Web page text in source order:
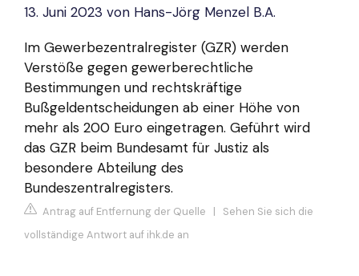
13. Juni 2023 von Hans-Jörg Menzel B.A.
Im Gewerbezentralregister (GZR) werden
Verstöße gegen gewerberechtliche
Bestimmungen und rechtskräftige
Bußgeldentscheidungen ab einer Höhe von
mehr als 200 Euro eingetragen. Geführt wird
das GZR beim Bundesamt für Justiz als
besondere Abteilung des
Bundeszentralregisters.
Antrag auf Entfernung der Quelle | Sehen Sie sich die
vollständige Antwort auf ihk.de an